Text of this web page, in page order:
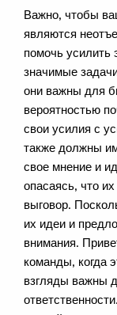
Важно, чтобы
являются
помочь усилить
значимые
они важны для
вероятностью
свои усилия с
также должны
свое мнение и
опасаясь, что
выговор.
их идеи и
внимания.
команды, когда
взгляды важны